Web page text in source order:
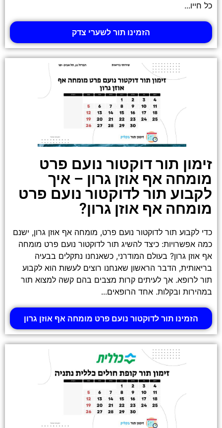
כל חייו...
הזמינו תור לשערי צדק
זימון תור דוקטור נועם פרט
מומחה אף אוזן גרון – איך
לקבוע תור לדוקטור נועם פרט
מומחה אף אוזן גרון?
כדי לקבוע תור לדוקטור נועם פרט, מומחה אף אוזן גרון, ישנם
כמה אפשרויות: כיצד להשיג תור לדוקטור נועם פרט מומחה
אף אוזן גרון? בעולם המודרני, כשאנחנו נתקלים בבעיה
בריאותית, הדבר הראשון שאנחנו רוצים לעשות הוא לקבוע
תור לרופא. אך לעיתים קרות מצבים בהם קשה למצוא תור
במהירות ובקלות. אחד הרופאים...
הזמינו תור לדוקטור נועם פרט מומחה אף אוזן גרון